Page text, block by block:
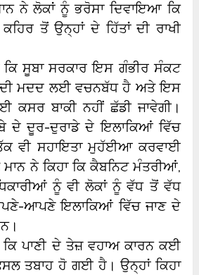
ਨੇ ਲੋਕਾਂ ਨੂੰ ਭਰੋਸਾ ਦਿਵਾਇਆ ਕਿ
ਤੋਂ ਉਨ੍ਹਾਂ ਦੇ ਹਿੱਤਾਂ ਦੀ ਰਾਖੀ
ਕਿ ਸੂਬਾ ਸਰਕਾਰ ਇਸ ਗੰਭੀਰ ਸੰਕਟ
ਦੀ ਮਦਦ ਲਈ ਵਚਨਬੱਧ ਹੈ ਅਤੇ ਇਸ
ਬਾਕੀ ਨਹੀਂ ਛੱਡੀ ਜਾਵੇਗੀ।
ਦੇ ਦੂਰ-ਦੁਰਾਡੇ ਦੇ ਇਲਾਕਿਆਂ ਵਿੱਚ
ਵੀ ਸਹਾਇਤਾ ਮੁਹੱਈਆ ਕਰਵਾਈ
ਨੇ ਕਿਹਾ ਕਿ ਕੈਬਨਿਟ ਮੰਤਰੀਆਂ,
ਨੂੰ ਵੀ ਲੋਕਾਂ ਨੂੰ ਵੱਧ ਤੋਂ ਵੱਧ
ਆਪਣੇ ਇਲਾਕਿਆਂ ਵਿੱਚ ਜਾਣ ਦੇ
ਕਿ ਪਾਣੀ ਦੇ ਤੇਜ਼ ਵਹਾਅ ਕਾਰਨ ਕਈ
ਤਬਾਹ ਹੋ ਗਈ ਹੈ। ਉਨ੍ਹਾਂ ਕਿਹਾ